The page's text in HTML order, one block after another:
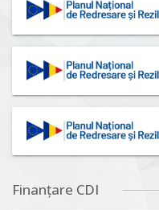
Finanțare CDI